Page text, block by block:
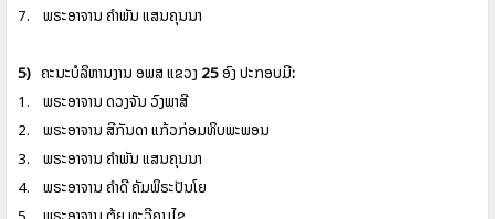
7. ພຣະອາຈານຄໍາພັນແສນຄຸນນາ
5) ຄະນະບໍລິຫານງານອພສແຂວງ 25ອົງປະກອບມີ:
1. ພຣະອາຈານດວງຈັນວົງພາສີ
2. ພຣະອາຈານສີກັນດາແກ້ວກ່ອມທິບພະພອນ
3. ພຣະອາຈານຄໍາພັນແສນຄຸນນາ
4. ພຣະອາຈານຄໍາດີຄັມພິຣະປັນໂຍ